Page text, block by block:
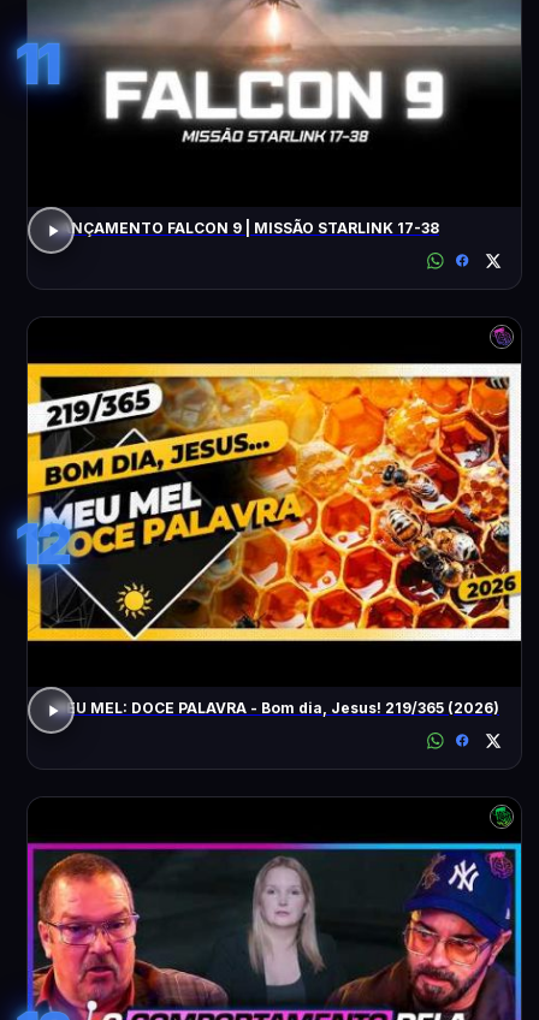
11
LANÇAMENTO FALCON 9 | MISSÃO STARLINK 17-38
12
MEU MEL: DOCE PALAVRA - Bom dia, Jesus! 219/365 (2026)